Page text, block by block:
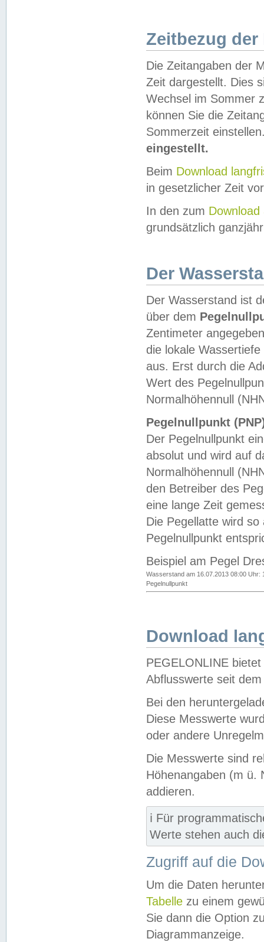
Zeitbezug der
Die Zeitangaben der
Zeit dargestellt. Dies
Wechsel im Sommer
können Sie die
Sommerzeit
eingestellt.
Beim Download
in gesetzlicher Zeit
In den zum Download
grundsätzlich
Der
Der Wasserstand ist
über dem
Zentimeter
die lokale
aus. Erst durch die
Wert des
Normalhöhennull
Pegelnullpunkt
Der Pegelnullpunkt
absolut und wird auf
Normalhöhennull
den Betreiber des
eine lange Zeit
Die Pegellatte wird
Pegelnullpunkt
Beispiel am Pegel
Wasserstand am 16.07.2013 08:00 Uhr:
Pegelnullpunkt
Download
PEGELONLINE
Abflusswerte seit
Bei den
Diese Messwerte
oder andere
Die Messwerte sind
Höhenangaben (m ü.
addieren.
ℹ️ Für
Werte stehen auch
Zugriff auf die
Um die Daten
Tabelle zu einem
Sie dann die Option
Diagrammanzeige.